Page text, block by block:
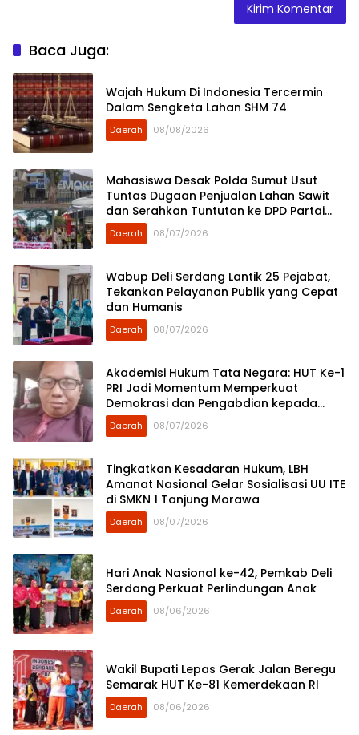
Baca Juga:
Wajah Hukum Di Indonesia Tercermin
Dalam Sengketa Lahan SHM 74
Daerah 08/08/2026
Mahasiswa Desak Polda Sumut Usut
Tuntas Dugaan Penjualan Lahan Sawit
dan Serahkan Tuntutan ke DPD Partai
Demokrat Sumut
Daerah 08/07/2026
Wabup Deli Serdang Lantik 25 Pejabat,
Tekankan Pelayanan Publik yang Cepat
dan Humanis
Daerah 08/07/2026
Akademisi Hukum Tata Negara: HUT Ke-1
PRI Jadi Momentum Memperkuat
Demokrasi dan Pengabdian kepada
Rakyat
Daerah 08/07/2026
Tingkatkan Kesadaran Hukum, LBH
Amanat Nasional Gelar Sosialisasi UU ITE
di SMKN 1 Tanjung Morawa
Daerah 08/07/2026
Hari Anak Nasional ke-42, Pemkab Deli
Serdang Perkuat Perlindungan Anak
Daerah 08/06/2026
Wakil Bupati Lepas Gerak Jalan Beregu
Semarak HUT Ke-81 Kemerdekaan RI
Daerah 08/06/2026